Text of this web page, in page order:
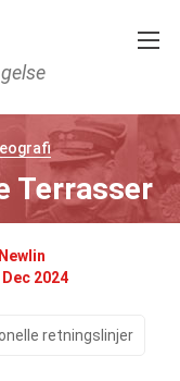
Terrasser
Dec 2024
retningslinjer